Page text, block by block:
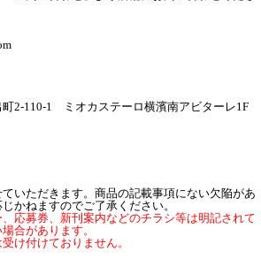
2-110-1 ミオカステーロ横濱南アビターレ1F
いただきます。商品の記載事項にない欠陥があ
かねますのでご了承ください。
応募券、新刊案内などのチラシ等は明記されて
合があります。
け付けておりません。